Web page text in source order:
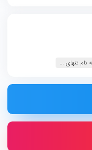
نام تنهای ...